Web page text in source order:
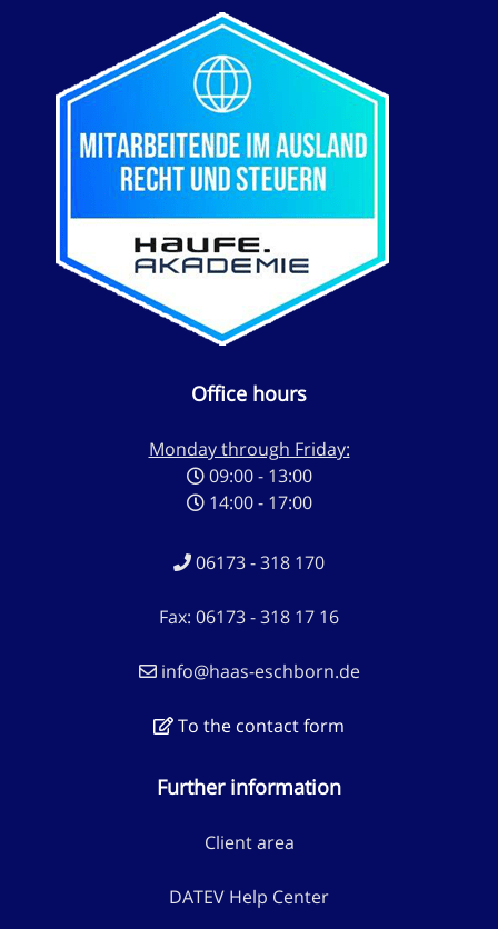
Office hours
Monday through Friday:
09:00 - 13:00
14:00 - 17:00
06173 - 318 170
Fax: 06173 - 318 17 16
info@haas-eschborn.de
To the contact form
Further information
Client area
DATEV Help Center